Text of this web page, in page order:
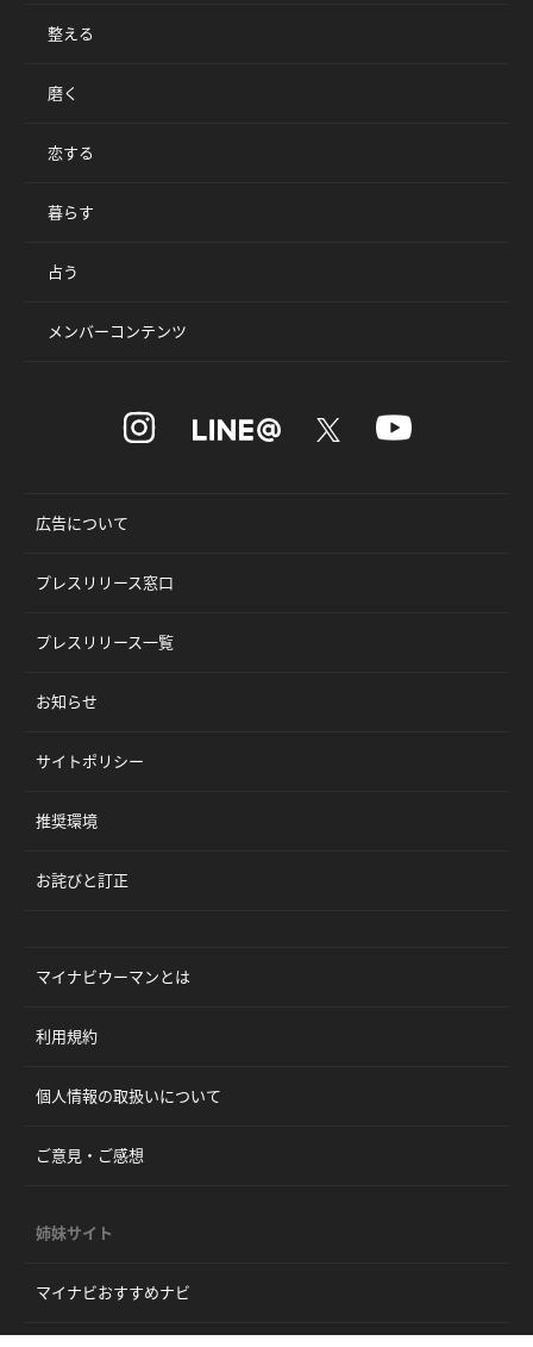
整える
磨く
恋する
暮らす
占う
メンバーコンテンツ
広告について
プレスリリース窓口
プレスリリース一覧
お知らせ
サイトポリシー
推奨環境
お詫びと訂正
マイナビウーマンとは
利用規約
個人情報の取扱いについて
ご意見・ご感想
姉妹サイト
マイナビおすすめナビ